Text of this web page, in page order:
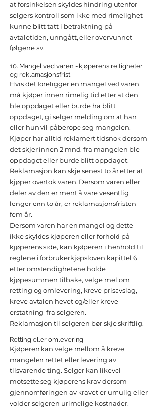
at forsinkelsen skyldes hindring utenfor
selgers kontroll som ikke med rimelighet
kunne blitt tatt i betraktning på
avtaletiden, unngått, eller overvunnet
følgene av.
10. Mangel ved varen - kjøperens rettigheter
og reklamasjonsfrist
Hvis det foreligger en mangel ved varen
må kjøper innen rimelig tid etter at den
ble oppdaget eller burde ha blitt
oppdaget, gi selger melding om at han
eller hun vil påberope seg mangelen.
Kjøper har alltid reklamert tidsnok dersom
det skjer innen 2 mnd. fra mangelen ble
oppdaget eller burde blitt oppdaget.
Reklamasjon kan skje senest to år etter at
kjøper overtok varen. Dersom varen eller
deler av den er ment å vare vesentlig
lenger enn to år, er reklamasjonsfristen
fem år.
Dersom varen har en mangel og dette
ikke skyldes kjøperen eller forhold på
kjøperens side, kan kjøperen i henhold til
reglene i forbrukerkjøpsloven kapittel 6
etter omstendighetene holde
kjøpesummen tilbake, velge mellom
retting og omlevering, kreve prisavslag,
kreve avtalen hevet og/eller kreve
erstatning fra selgeren.
Reklamasjon til selgeren bør skje skriftlig.
Retting eller omlevering
Kjøperen kan velge mellom å kreve
mangelen rettet eller levering av
tilsvarende ting. Selger kan likevel
motsette seg kjøperens krav dersom
gjennomføringen av kravet er umulig eller
volder selgeren urimelige kostnader.